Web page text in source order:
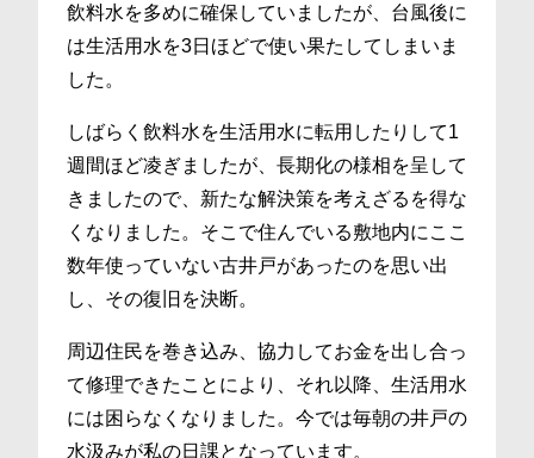
飲料水を多めに確保していましたが、台風後に
は生活用水を3日ほどで使い果たしてしまいま
した。
しばらく飲料水を生活用水に転用したりして1
週間ほど凌ぎましたが、長期化の様相を呈して
きましたので、新たな解決策を考えざるを得な
くなりました。そこで住んでいる敷地内にここ
数年使っていない古井戸があったのを思い出
し、その復旧を決断。
周辺住民を巻き込み、協力してお金を出し合っ
て修理できたことにより、それ以降、生活用水
には困らなくなりました。今では毎朝の井戸の
水汲みが私の日課となっています。